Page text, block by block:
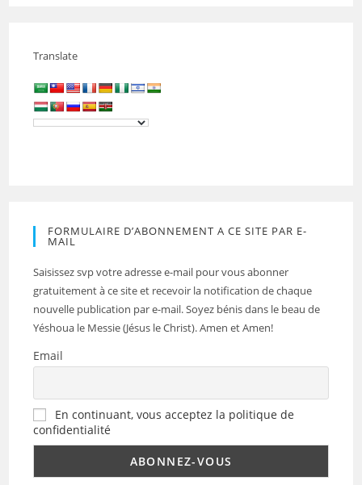
Translate
FORMULAIRE D’ABONNEMENT A CE SITE PAR E-
MAIL
Saisissez svp votre adresse e-mail pour vous abonner
gratuitement à ce site et recevoir la notification de chaque
nouvelle publication par e-mail. Soyez bénis dans le beau de
Yéshoua le Messie (Jésus le Christ). Amen et Amen!
Email
En continuant, vous acceptez la politique de
confidentialité